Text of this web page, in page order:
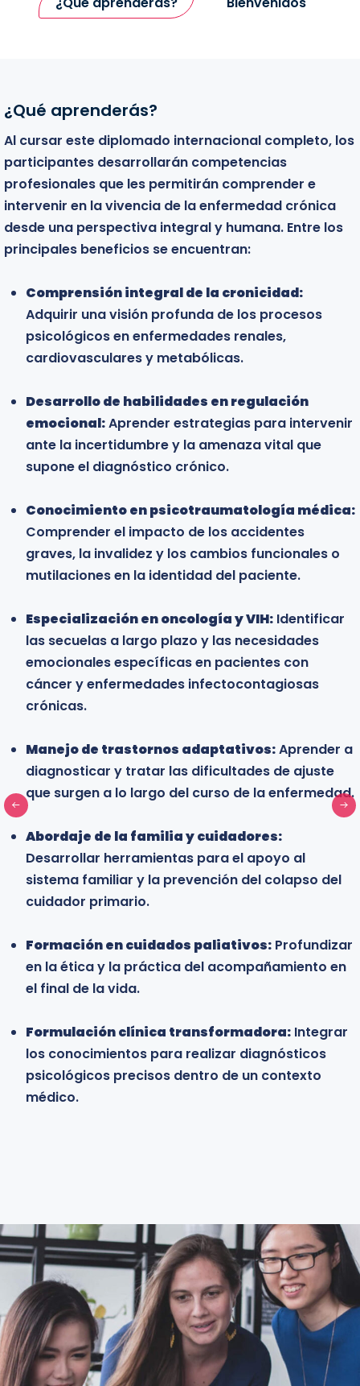
¿Qué aprenderás?
Al cursar este diplomado internacional completo, los
participantes desarrollarán competencias
profesionales que les permitirán comprender e
intervenir en la vivencia de la enfermedad crónica
desde una perspectiva integral y humana. Entre los
principales beneficios se encuentran:
Comprensión integral de la cronicidad:
Adquirir una visión profunda de los procesos
psicológicos en enfermedades renales,
cardiovasculares y metabólicas.
Desarrollo de habilidades en regulación
emocional:Aprender estrategias para intervenir
ante la incertidumbre y la amenaza vital que
supone el diagnóstico crónico.
Conocimiento en psicotraumatología médica:
Comprender el impacto de los accidentes
graves, la invalidez y los cambios funcionales o
mutilaciones en la identidad del paciente.
Especialización en oncología y VIH: Identificar
las secuelas a largo plazo y las necesidades
emocionales específicas en pacientes con
cáncer y enfermedades infectocontagiosas
crónicas.
Manejo de trastornos adaptativos:Aprender a
diagnosticar y tratar las dificultades de ajuste
que surgen a lo largo del curso de la enfermedad.
Abordaje de la familia y cuidadores:
Desarrollar herramientas para el apoyo al
sistema familiar y la prevención del colapso del
cuidador primario.
Formación en cuidados paliativos: Profundizar
en la ética y la práctica del acompañamiento en
el final de la vida.
Formulación clínica transformadora: Integrar
los conocimientos para realizar diagnósticos
psicológicos precisos dentro de un contexto
médico.
Bienvenidos
Este diplomado está dirigido a todos aquellos
profesionales y estudiantes que desean profundizar
en el conocimiento clínico de las enfermedades
crónicas y fortalecer sus competencias para la
evaluación y tratamiento de personas que enfrentan
condiciones médicas complejas. El programa está
Profesionales de la salud mental:Psicólogos,
psiquiatras y psicoterapeutas que buscan
ampliar sus conocimientos sobre el impacto
herramientas clínicas para el acompañamiento
de pacientes crónicos y sus familias.
Profesionales del área médica y de la salud:
en comprender los aspectos biopsicosociales de
la enfermedad y mejorar la atención integral del
paciente.
Personas que participan en unidades de dolor,
centros de cuidados paliativos o programas de
atención domiciliaria que deseen fortalecer su
formación técnica en el manejo de crisis y duelo.
formación:Estudiantes de psicología,
enfermería y medicina interesados en
especializarse en el campo de la salud orgánica y
adquirir conocimientos que fortalezcan su
desarrollo profesional en entornos clínicos.
Learn more